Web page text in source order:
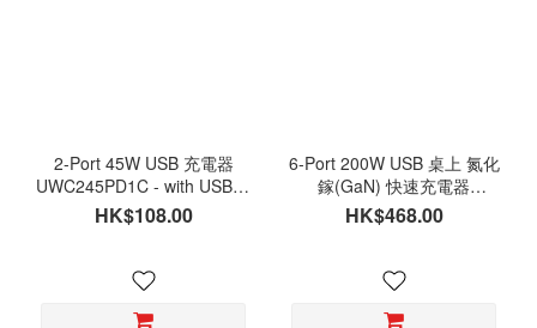
2-Port 45W USB 充電器
UWC245PD1C - with USB-C
& USB-A
HK$108.00
6-Port 200W USB 桌上 氮化
鎵(GaN) 快速充電器
UPC200PD5C1A - with
USB-C & USB-A
HK$468.00